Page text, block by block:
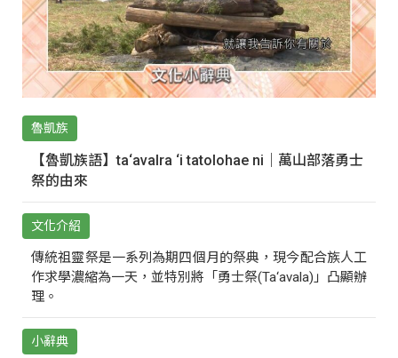
魯凱族
【魯凱族語】ta‘avalra ‘i tatolohae ni｜萬山部落勇士
祭的由來
文化介紹
傳統祖靈祭是一系列為期四個月的祭典，現今配合族人工
作求學濃縮為一天，並特別將「勇士祭(Ta‘avala)」凸顯辦
理。
小辭典